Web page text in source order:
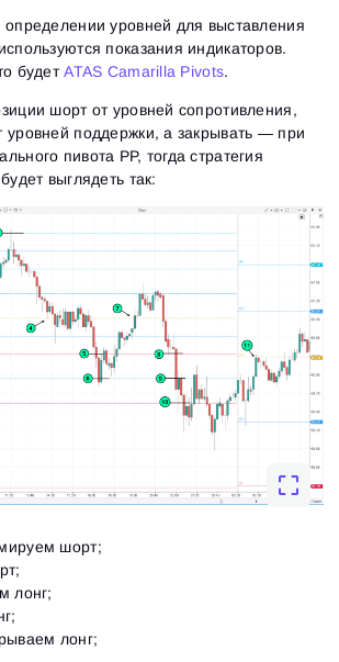
определении уровней для выставления
показания индикаторов.
будетATAS Camarilla Pivots.
шорт от уровней сопротивления,
уровней поддержки, а закрывать — при
пивота PP, тогда стратегия
выглядеть так:
шорт;
лонг;
лонг;